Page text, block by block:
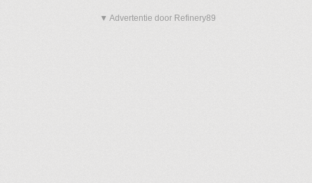
▼ Advertentie door Refinery89